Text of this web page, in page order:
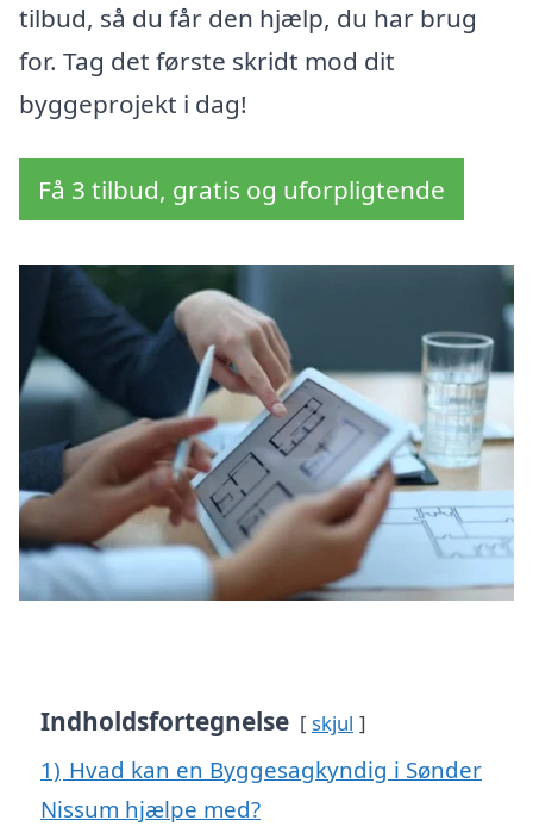
tilbud, så du får den hjælp, du har brug
for. Tag det første skridt mod dit
byggeprojekt i dag!
Få 3 tilbud, gratis og uforpligtende
Indholdsfortegnelse skjul
1) Hvad kan en Byggesagkyndig i Sønder
Nissum hjælpe med?